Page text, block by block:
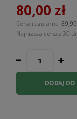
80,00 zł
Cena regularna: 89,99
Najniższa cena z 30
DODAJ DO